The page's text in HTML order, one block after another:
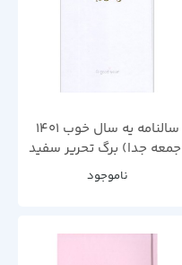
سالنامه یه سال خوب 1401
جدا) برگ تحریر سفید
ناموجود